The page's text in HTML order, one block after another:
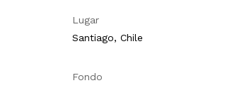
Lugar
Santiago, Chile
Fondo